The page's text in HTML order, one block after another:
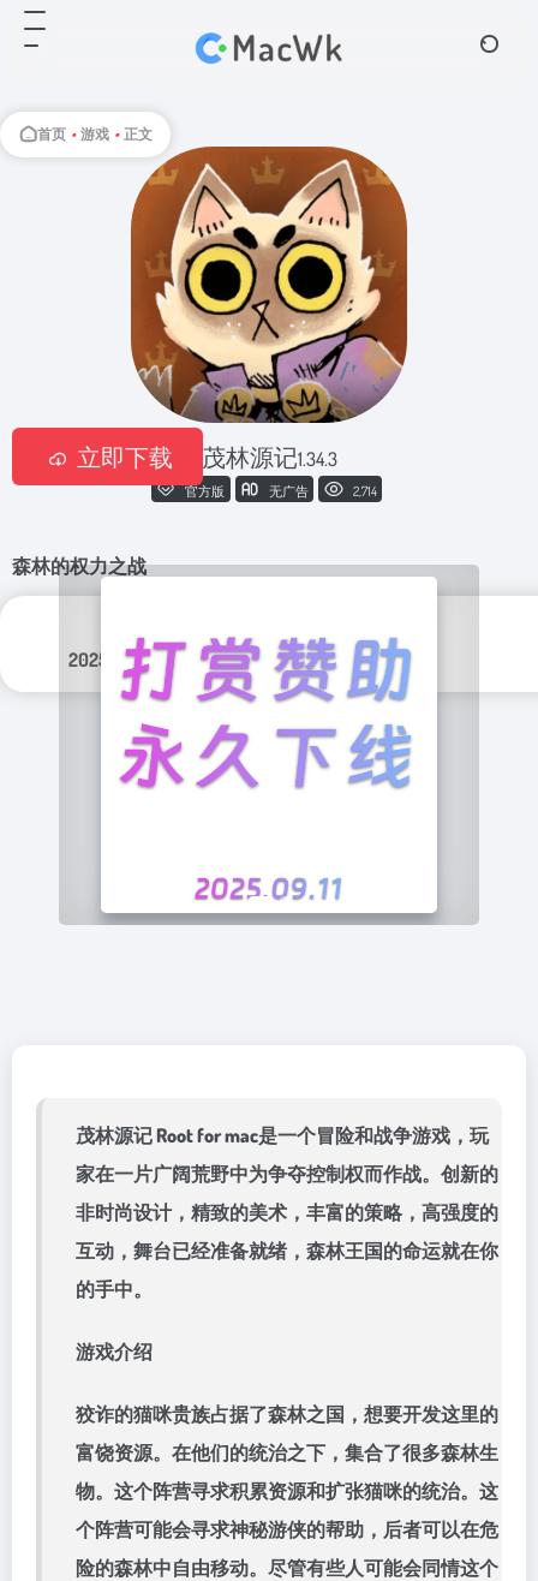
首页 • 游戏 • 正文
茂林源记1.34.3
官方版 无广告 2,714
森林的权力之战
2025年 4月 27日 游戏
立即下载
茂林源记 Root for mac是一个冒险和战争游戏，玩
家在一片广阔荒野中为争夺控制权而作战。创新的
非时尚设计，精致的美术，丰富的策略，高强度的
互动，舞台已经准备就绪，森林王国的命运就在你
的手中。
游戏介绍
狡诈的猫咪贵族占据了森林之国，想要开发这里的
富饶资源。在他们的统治之下，集合了很多森林生
物。这个阵营寻求积累资源和扩张猫咪的统治。这
个阵营可能会寻求神秘游侠的帮助，后者可以在危
险的森林中自由移动。尽管有些人可能会同情这个